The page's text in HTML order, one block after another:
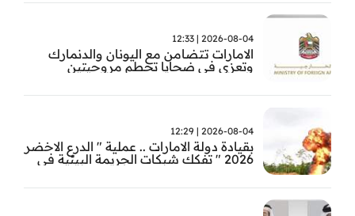
2026-08-04 | 12:33
الامارات تتضامن مع اليونان والدنمارك
وتعزي في ضحايا تحطم مروحيتين
2026-08-04 | 12:29
بقيادة دولة الامارات .. عملية " الدرع الاخضر
2026 " تفكك شبكات الجريمة البيئية في